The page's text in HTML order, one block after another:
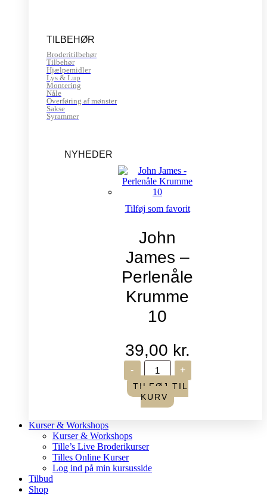
TILBEHØR
Broderitilbehør
Tilbehør
Hjælpemidler
Lys & Lup
Montering
Nåle
Overføring af mønster
Sakse
Syrammer
NYHEDER
Tilføj som favorit
John
James –
Perlenåle
Krumme
10
39,00 kr.
-
John
James
-
Perlenåle
Krumme
+
TILFØJ TIL
KURV
Kurser & Workshops
Kurser & Workshops
Tille’s Live Broderikurser
Tilles Online Kurser
Log ind på min kursusside
Tilbud
Shop